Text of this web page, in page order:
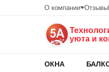
О компании Отзывы
уюта и
ОКНА